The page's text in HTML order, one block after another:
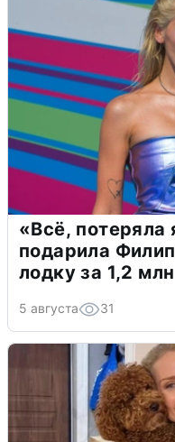
«Всё,
подарила
лодку за 1,2
5 августа 31